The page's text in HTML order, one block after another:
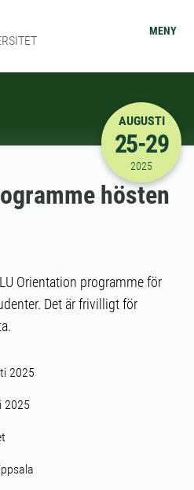
MENY
2025-08-
AUGUSTI
25-29
2025
hösten
Orientation programme för
Det är frivilligt för
2025
2025